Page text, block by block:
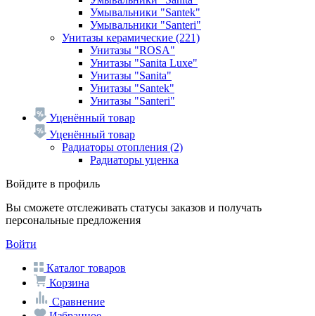
Умывальники "Santek"
Умывальники "Santeri"
Унитазы керамические (221)
Унитазы "ROSA"
Унитазы "Sanita Luxe"
Унитазы "Sanita"
Унитазы "Santek"
Унитазы "Santeri"
Уценённый товар
Уценённый товар
Радиаторы отопления (2)
Радиаторы уценка
Войдите в профиль
Вы сможете отслеживать статусы заказов и получать
персональные предложения
Войти
Каталог товаров
Корзина
Сравнение